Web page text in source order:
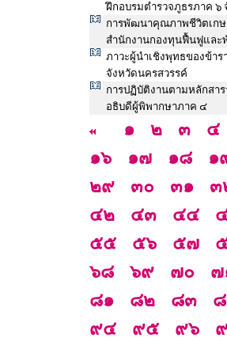
ฝึกอบรมตำรวจภูธรภาค ๖
การพัฒนาคุณภาพชีวิตเกษ
สำนักงานกองทุนฟื้นฟูและ
ภาวะผู้นำเชิงพุทธของข้า
จังหวัดนครสวรรค์
การปฏิบัติงานตามหลักสา
อธิบดีผู้พิพากษาภาค ๔
๑ ๒ ๓
๔
๑๖
๑๗ ๑๘
๑
๒๙
๓๐ ๓๑
๓
๔๒
๔๓ ๔๔
๕๕
๕๖ ๕๗
๖๘
๖๙ ๗๐
๗
๘๑
๘๒ ๘๓
๙๔
๙๕ ๙๖